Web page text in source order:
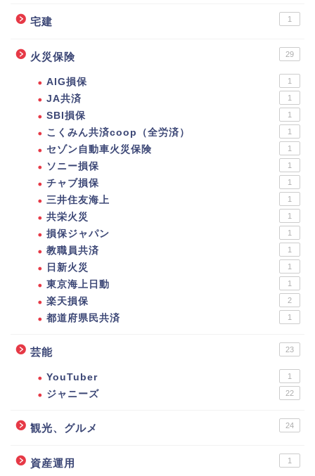
宅建 1
火災保険 29
AIG損保 1
JA共済 1
SBI損保 1
こくみん共済coop（全労済） 1
セゾン自動車火災保険 1
ソニー損保 1
チャブ損保 1
三井住友海上 1
共栄火災 1
損保ジャパン 1
教職員共済 1
日新火災 1
東京海上日動 1
楽天損保 2
都道府県民共済 1
芸能 23
YouTuber 1
ジャニーズ 22
観光、グルメ 24
資産運用 1